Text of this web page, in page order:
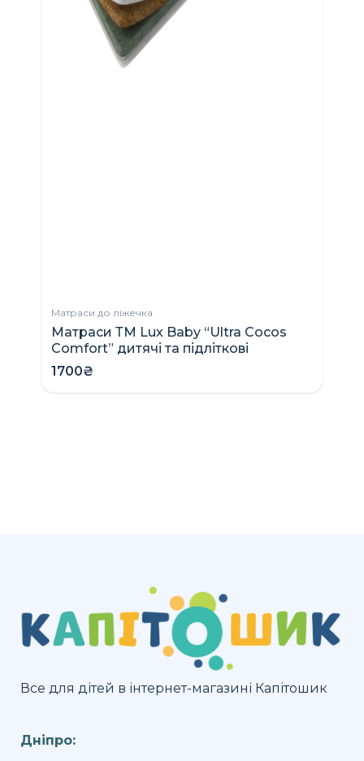
Матраси до ліжечка
Матраси ТМ Lux Baby “Ultra Cocos
Comfort” дитячі та підліткові
1700₴
Все для дітей в інтернет-магазині Капітошик
Дніпро: